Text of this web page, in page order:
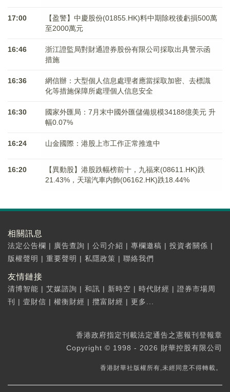
17:00
【盈警】中慶股份(01855.HK)料中期除稅後虧損500萬
至2000萬元
16:46
浙江證監局對財通證券股份有限公司採取出具警示函
措施
16:36
網信辦：大型個人信息處理者應當採取加密、去標識
化等措施保障所處理個人信息安全
16:30
國家外匯局：7月末中國外匯儲備規模34188億美元 升
幅0.07%
16:24 山金國際：港股上市工作正常推進中
16:20
【異動股】港股跌幅榜前十，九福來(08611.HK)跌
21.43%，天瑞汽車内飾(06162.HK)跌18.44%
相關訊息
法定公告欄 | 廣告查詢 | 公司介紹 | 專欄邀稿 | 投資者關係 |
版權聲明 | 重要聲明 | 私隱政策 | 聯絡我們
友情鏈接
清博智能 | 艾媒諮詢 | 和訊 | 新時空 | 時代財經 | 證券市場周
刊
| 壹財信 | 權衡財經 | 攬富財經 | 更多...
香港政府指定刊載法定通告之憲報刊登報章
Copyright © 1998 - 2026 財華控股有限公司
香港財華社版權所有,未經同意不得轉載。